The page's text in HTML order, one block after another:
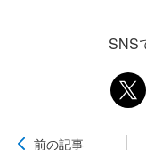
SNS
前の記事